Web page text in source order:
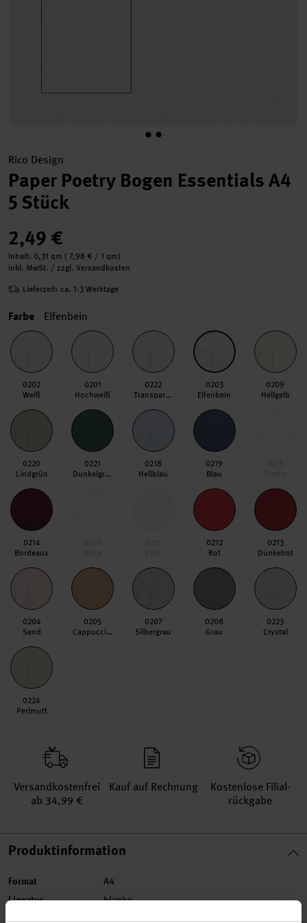
Rico Design
Paper Poetry Bogen Essentials A4
5 Stück
2,49 €
Inhalt: 0,31 qm ( 7,98 € / 1 qm)
inkl. MwSt. / zzgl. Versandkosten
Lieferzeit: ca. 1-3 Werktage
Farbe Elfenbein
0202
Weiß
0201
Hochweiß
0222
Transparent Hochweiß
0203
Elfenbein
0209
Hellgelb
0220
Lindgrün
0221
Dunkelgrün
0218
Hellblau
0219
Blau
0214
Bordeaux
0212
Rot
0213
Dunkelrot
0204
Sand
0205
Cappuccino
0207
Silbergrau
0208
Grau
0223
Crystal
0224
Perlmutt
Versand­kosten­frei
ab 34,99 €
Kauf auf Rechnung
Kosten­lose Filial­
rückgabe
Produktinformation
Format A4
Lineatur blanko